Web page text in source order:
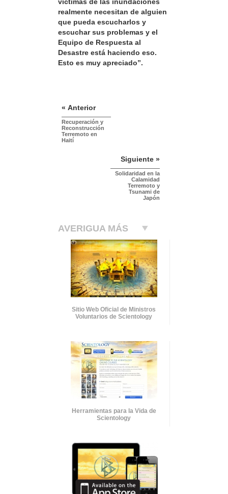
realmente necesitan de alguien
que pueda escucharlos y
escuchar sus problemas y el
Equipo de Respuesta al
Desastre está haciendo eso.
Esto es muy apreciado”.
« Anterior
Recuperación y
Reconstrucción
Terremoto en
Haití
Siguiente »
Solidaridad en la
Calamidad
Terremoto y
Tsunami de
Japón
AVERIGUA MÁS
Sitio Web Oficial de Ministros
Voluntarios de Scientology
Herramientas para la Vida de
Scientology